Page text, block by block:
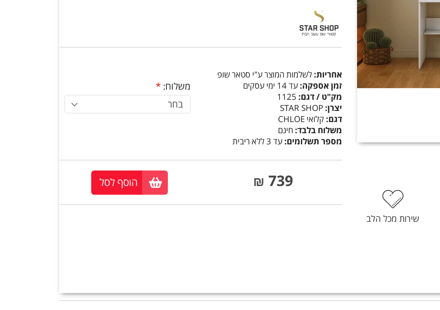
שירות מכל הלב
אחריות: לשלמות המוצר ע"י סטאר שופ
זמן אספקה: עד 14 ימי עסקים
מק"ט / דגם: 1125
יצרן: STAR SHOP
דגם: קלואי CHLOE
משלוח בלבד: חינם
מספר תשלומים: עד 3 ללא ריבית
משלוח: *
בחר
739
₪ הוסף לסל